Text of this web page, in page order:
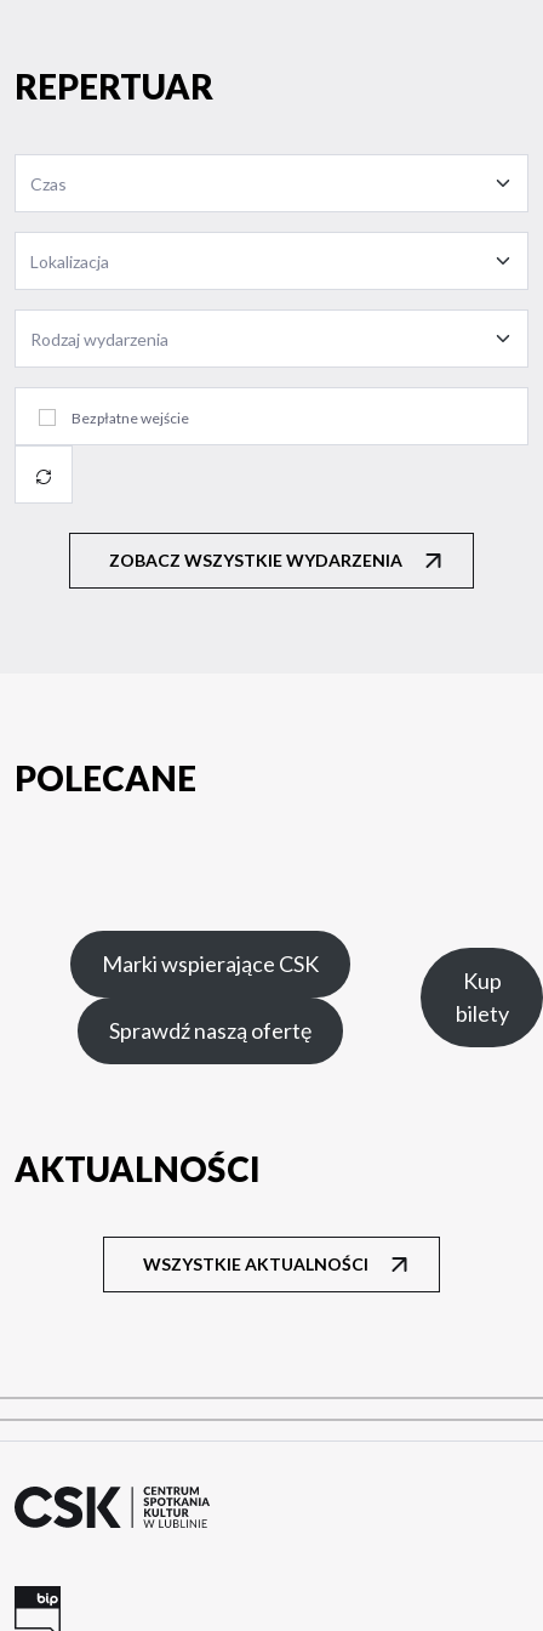
REPERTUAR
Bezpłatne wejście
Wyczyść
wszystko
ZOBACZ WSZYSTKIE WYDARZENIA
POLECANE
Marki wspierające CSK
Sprawdź naszą ofertę
Kup
bilety
AKTUALNOŚCI
WSZYSTKIE AKTUALNOŚCI